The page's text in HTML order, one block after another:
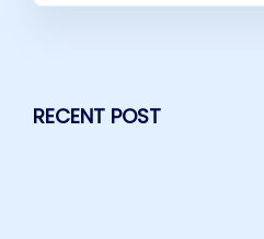
RECENT POST